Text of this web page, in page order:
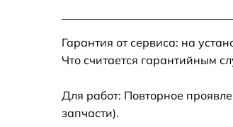
Замена термодатчика
EOD6P77WX
EOD6P77WX
Гарантия от сервиса: на
Что считается гарантийным
Для работ: Повторное
запчасти).